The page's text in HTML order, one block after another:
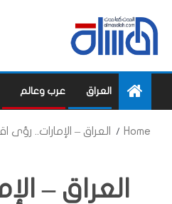
العراق عرب وعالم
Home العراق – الإمارات..
العراق –